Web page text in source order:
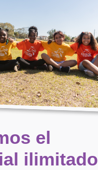
el
ilimitado